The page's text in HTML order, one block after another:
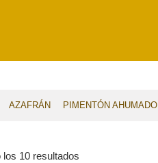
AZAFRÁN PIMENTÓN AHUMADO
los 10 resultados